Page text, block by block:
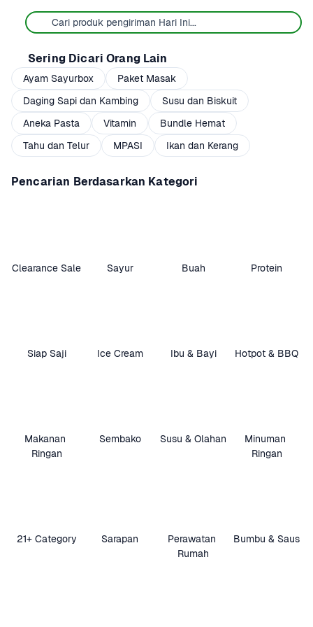
Sering Dicari Orang Lain
Ayam Sayurbox
Paket Masak
Daging Sapi dan Kambing
Susu dan Biskuit
Aneka Pasta
Vitamin
Bundle Hemat
Tahu dan Telur
MPASI Ikan dan Kerang
Pencarian Berdasarkan Kategori
Clearance Sale Sayur Buah Protein
Siap Saji Ice Cream Ibu & Bayi Hotpot & BBQ
Makanan
Ringan
Sembako Susu & Olahan
Minuman
Ringan
21+ Category Sarapan
Perawatan
Rumah
Bumbu & Saus